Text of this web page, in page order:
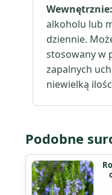
Wewnętrznie:
alkoholu lub
dziennie.
stosowany w
zapalnych
niewielką
Podobne
Ten
produkt
ma